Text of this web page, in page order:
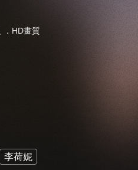
．HD畫質
李荷妮